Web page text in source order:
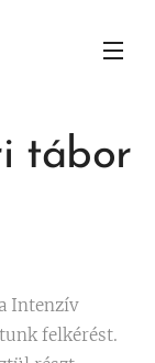
tábor
Intenzív
felkérést.